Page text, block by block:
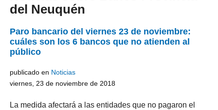
del Neuquén
Paro bancario del viernes 23 de noviembre:
cuáles son los 6 bancos que no atienden al
público
publicado en Noticias
viernes, 23 de noviembre de 2018
La medida afectará a las entidades que no pagaron el